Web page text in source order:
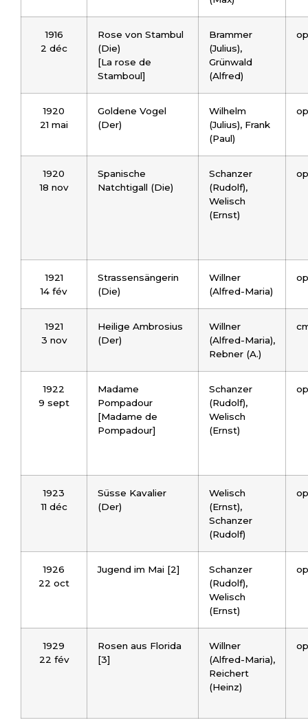
1916
2 déc
Rose von Stambul
(Die)
[La rose de
Stamboul]
Brammer
(Julius),
Grünwald
(Alfred)
1920
21 mai
Goldene Vogel
(Der)
Wilhelm
(Julius), Frank
(Paul)
1920
18 nov
Spanische
Natchtigall (Die)
Schanzer
(Rudolf),
Welisch
(Ernst)
1921
14 fév
Strassensängerin
(Die)
Willner
(Alfred-Maria)
1921
3 nov
Heilige Ambrosius
(Der)
Willner
(Alfred-Maria),
Rebner (A.)
1922
9 sept
Madame
Pompadour
[Madame de
Pompadour]
Schanzer
(Rudolf),
Welisch
(Ernst)
1923
11 déc
Süsse Kavalier
(Der)
Welisch
(Ernst),
Schanzer
(Rudolf)
1926
22 oct
Jugend im Mai [2]
Schanzer
(Rudolf),
Welisch
(Ernst)
1929
22 fév
Rosen aus Florida
[3]
Willner
(Alfred-Maria),
Reichert
(Heinz)